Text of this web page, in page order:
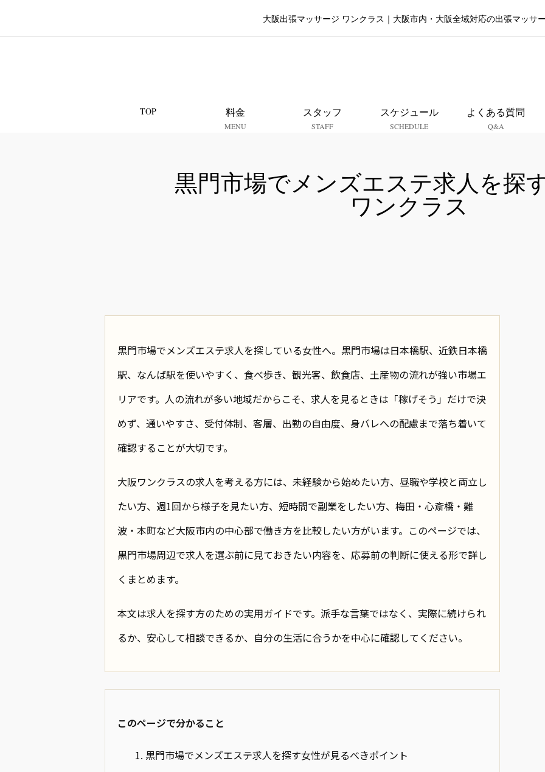
大阪出張マッサージ ワンクラス｜大阪市内・大阪全域対応の出張マッサ
TOP 料金
MENU
スタッフ
STAFF
スケジュール
SCHEDULE
よくある質問
Q&A
黒門市場でメンズエステ求人を探
ワンクラス
黒門市場でメンズエステ求人を探している女性へ。黒門市場は日本橋駅、近鉄日本橋
駅、なんば駅を使いやすく、食べ歩き、観光客、飲食店、土産物の流れが強い市場エ
リアです。人の流れが多い地域だからこそ、求人を見るときは「稼げそう」だけで決
めず、通いやすさ、受付体制、客層、出勤の自由度、身バレへの配慮まで落ち着いて
確認することが大切です。
大阪ワンクラスの求人を考える方には、未経験から始めたい方、昼職や学校と両立し
たい方、週1回から様子を見たい方、短時間で副業をしたい方、梅田・心斎橋・難
波・本町など大阪市内の中心部で働き方を比較したい方がいます。このページでは、
黒門市場周辺で求人を選ぶ前に見ておきたい内容を、応募前の判断に使える形で詳し
くまとめます。
本文は求人を探す方のための実用ガイドです。派手な言葉ではなく、実際に続けられ
るか、安心して相談できるか、自分の生活に合うかを中心に確認してください。
このページで分かること
黒門市場でメンズエステ求人を探す女性が見るべきポイント